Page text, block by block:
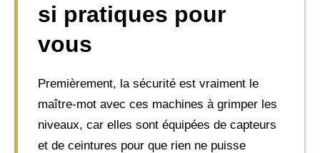
si pratiques pour
vous
Premièrement, la sécurité est vraiment le
maître-mot avec ces machines à grimper les
niveaux, car elles sont équipées de capteurs
et de ceintures pour que rien ne puisse